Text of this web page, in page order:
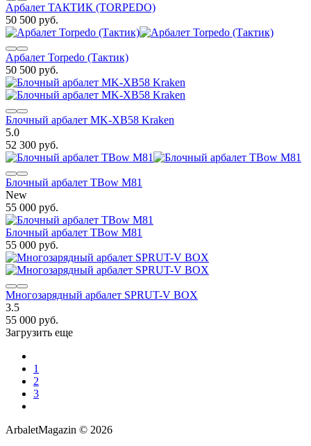
Арбалет ТАКТИК (TORPEDO)
50 500 руб.
Арбалет Torpedo (Тактик)
50 500 руб.
Блочный арбалет MK-XB58 Kraken
5.0
52 300 руб.
Блочный арбалет TBow M81
New
55 000 руб.
Блочный арбалет TBow M81
55 000 руб.
Многозарядный арбалет SPRUT-V BOX
3.5
55 000 руб.
Загрузить еще
1
2
3
ArbaletMagazin © 2026